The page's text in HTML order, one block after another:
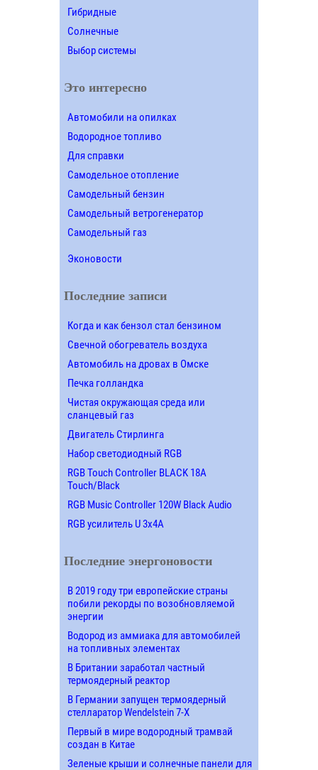
Гибридные
Солнечные
Выбор системы
Это интересно
Автомобили на опилках
Водородное топливо
Для справки
Самодельное отопление
Самодельный бензин
Самодельный ветрогенератор
Самодельный газ
Эконовости
Последние записи
Когда и как бензол стал бензином
Свечной обогреватель воздуха
Автомобиль на дровах в Омске
Печка голландка
Чистая окружающая среда или
сланцевый газ
Двигатель Стирлинга
Набор светодиодный RGB
RGB Touch Controller BLACK 18A
Touch/Black
RGB Music Controller 120W Black Audio
RGB усилитель U 3х4A
Последние энергоновости
В 2019 году три европейские страны
побили рекорды по возобновляемой
энергии
Водород из аммиака для автомобилей
на топливных элементах
В Британии заработал частный
термоядерный реактор
В Германии запущен термоядерный
стелларатор Wendelstein 7-X
Первый в мире водородный трамвай
создан в Китае
Зеленые крыши и солнечные панели для